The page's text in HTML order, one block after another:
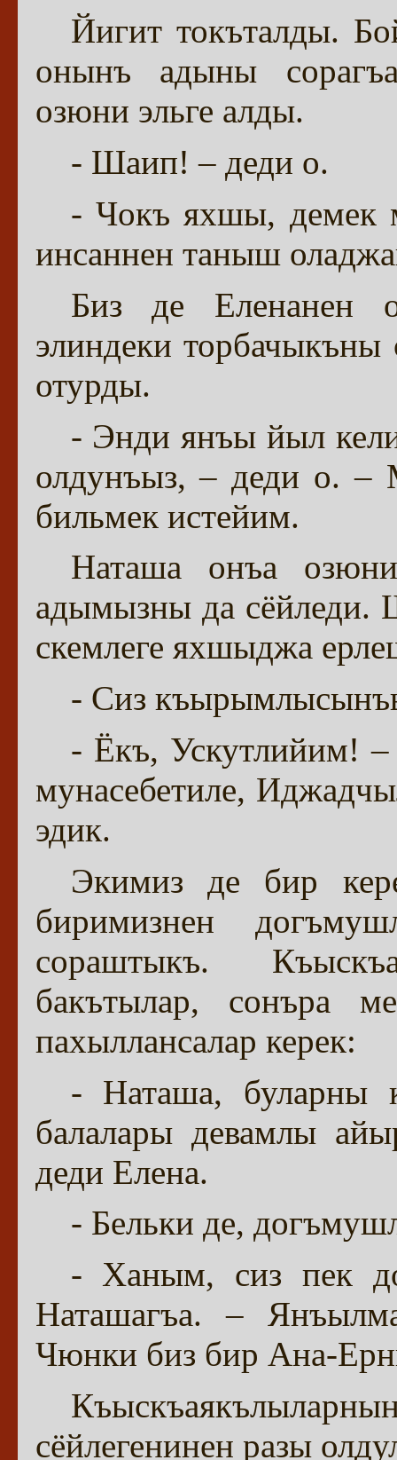
Йигит токъталды.
онынъ адыны
озюни эльге алды.
- Шаип! – деди о.
- Чокъ яхшы, демек
инсаннен таныш
Биз де Еленанен
элиндеки
отурды.
- Энди янъы йыл
олдунъыз, – деди о. –
бильмек истейим.
Наташа онъа
адымызны да
скемлеге яхшыджа
- Сиз
- Ёкъ, Ускутлийим!
мунасебетиле,
эдик.
Экимиз де бир
биримизнен
сораштыкъ.
бакътылар, сонъра
пахыллансалар керек:
- Наташа, буларны
балалары девамлы
деди Елена.
- Бельки де,
- Ханым, сиз пек
Наташагъа. –
Чюнки биз бир Ана-
сёйлегенинен разы